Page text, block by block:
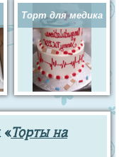
Торт для медика
«Торты на